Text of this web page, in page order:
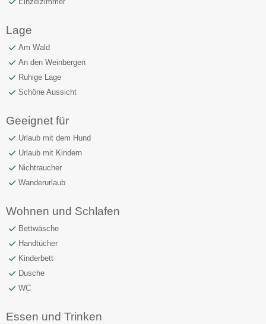
Lage
Am Wald
An den Weinbergen
Ruhige Lage
Schöne Aussicht
Geeignet für
Urlaub mit dem Hund
Urlaub mit Kindern
Nichtraucher
Wanderurlaub
Wohnen und Schlafen
Bettwäsche
Handtücher
Kinderbett
Dusche
WC
Essen und Trinken